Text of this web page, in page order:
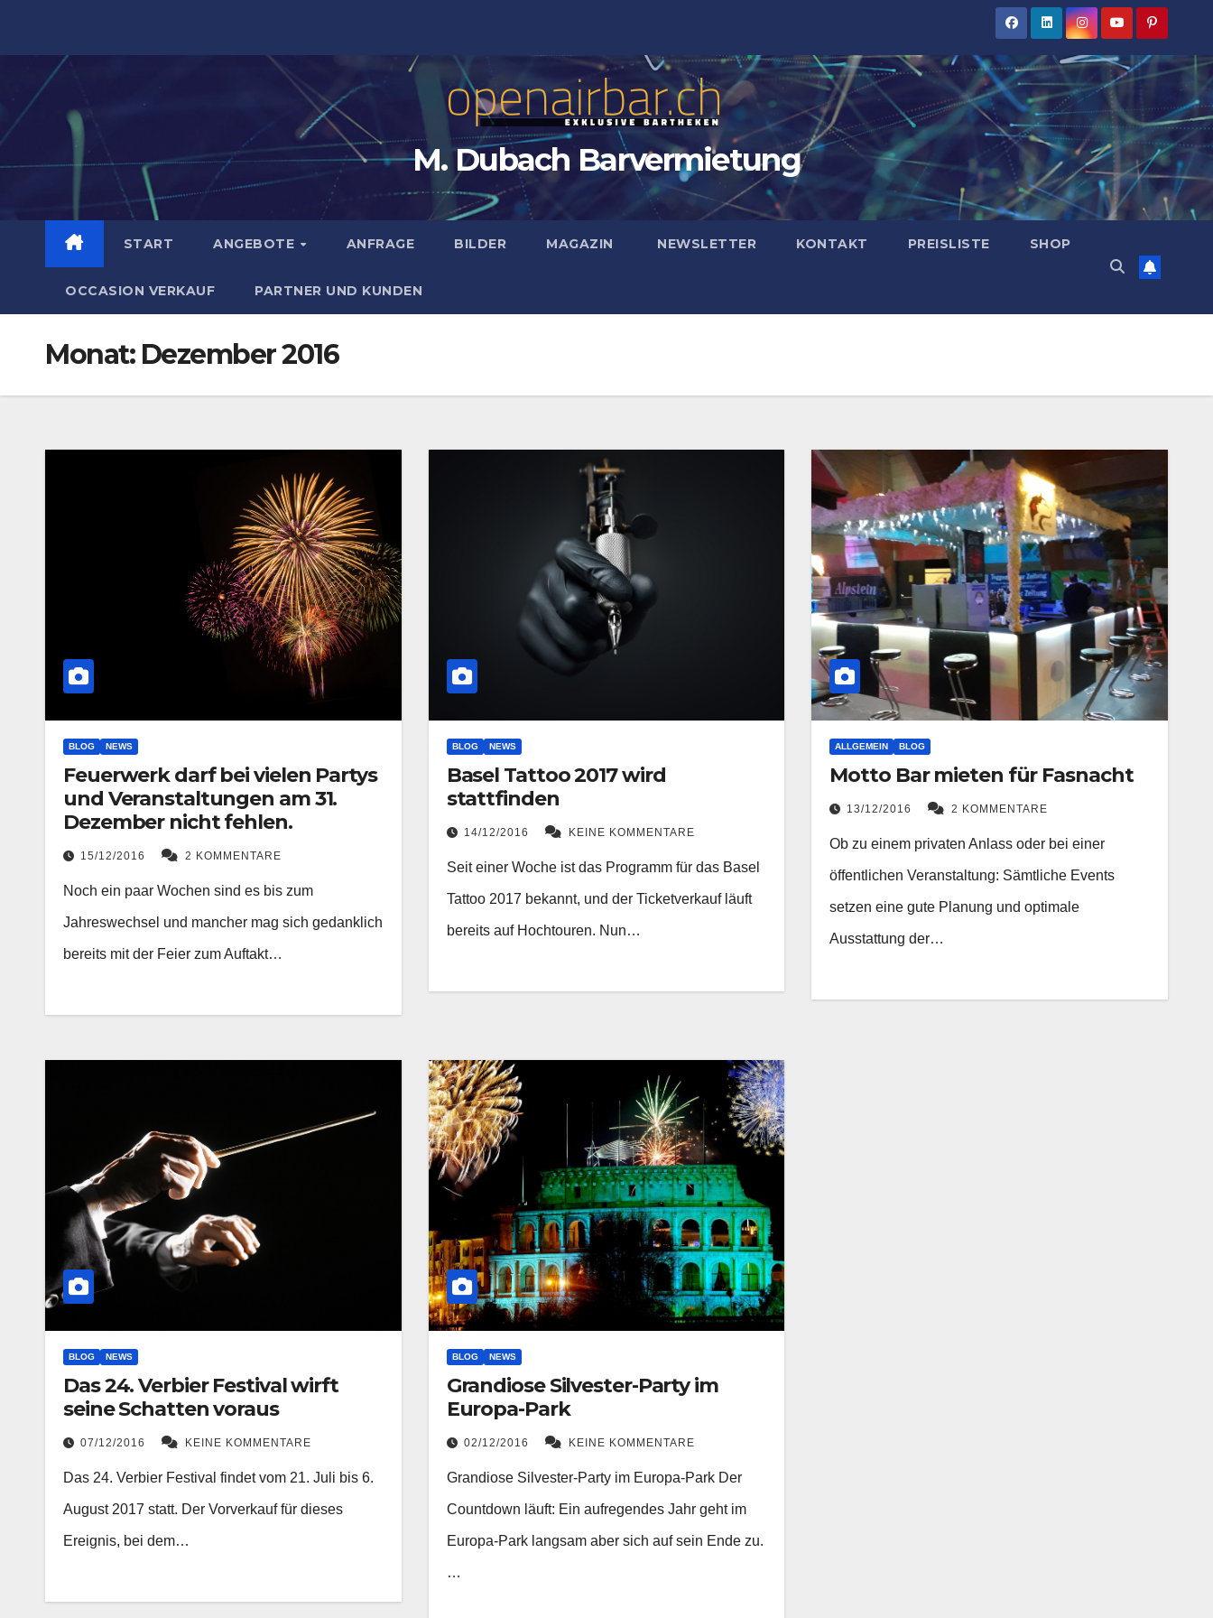
M. Dubach Barvermietung
START ANGEBOTE ANFRAGE BILDER MAGAZIN NEWSLETTER KONTAKT PREISLISTE SHOP
OCCASION VERKAUF PARTNER UND KUNDEN
Monat: Dezember 2016
BLOG NEWS
Feuerwerk darf bei vielen Partys
und Veranstaltungen am 31.
Dezember nicht fehlen.
15/12/2016 2 KOMMENTARE
Noch ein paar Wochen sind es bis zum
Jahreswechsel und mancher mag sich gedanklich
bereits mit der Feier zum Auftakt…
BLOG NEWS
Basel Tattoo 2017 wird
stattfinden
14/12/2016 KEINE KOMMENTARE
Seit einer Woche ist das Programm für das Basel
Tattoo 2017 bekannt, und der Ticketverkauf läuft
bereits auf Hochtouren. Nun…
ALLGEMEIN BLOG
Motto Bar mieten für Fasnacht
13/12/2016 2 KOMMENTARE
Ob zu einem privaten Anlass oder bei einer
öffentlichen Veranstaltung: Sämtliche Events
setzen eine gute Planung und optimale
Ausstattung der…
BLOG NEWS
Das 24. Verbier Festival wirft
seine Schatten voraus
07/12/2016 KEINE KOMMENTARE
Das 24. Verbier Festival findet vom 21. Juli bis 6.
August 2017 statt. Der Vorverkauf für dieses
Ereignis, bei dem…
BLOG NEWS
Grandiose Silvester-Party im
Europa-Park
02/12/2016 KEINE KOMMENTARE
Grandiose Silvester-Party im Europa-Park Der
Countdown läuft: Ein aufregendes Jahr geht im
Europa-Park langsam aber sich auf sein Ende zu.
…